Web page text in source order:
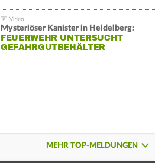
Mysteriöser Kanister in Heidelberg:
FEUERWEHR UNTERSUCHT
GEFAHRGUTBEHÄLTER
MEHR TOP-MELDUNGEN